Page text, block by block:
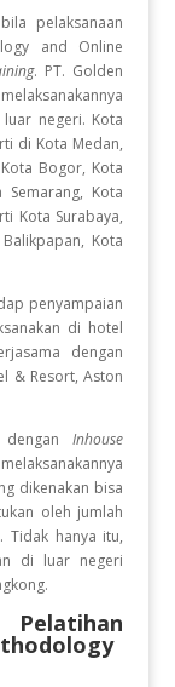
pelaksanaan
and Online
. PT. Golden
negeri. Kota
di Kota Medan,
Bogor, Kota
Kota
Kota Surabaya,
Kota
penyampaian
di hotel
dengan
& Resort, Aston
denganInhouse
dikenakan bisa
oleh jumlah
Tidak hanya itu,
di luar negeri